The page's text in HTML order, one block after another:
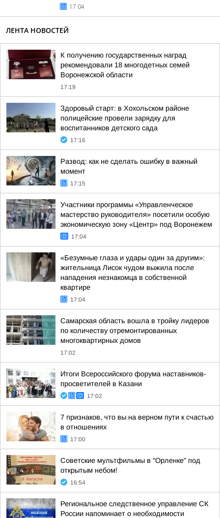
17:04
ЛЕНТА НОВОСТЕЙ
К получению государственных наград
рекомендовали 18 многодетных семей
Воронежской области
17:19
Здоровый старт: в Хохольском районе
полицейские провели зарядку для
воспитанников детского сада
17:16
Развод: как не сделать ошибку в важный
момент
17:15
Участники программы «Управленческое
мастерство руководителя» посетили особую
экономическую зону «Центр» под Воронежем
17:04
«Безумные глаза и удары один за другим»:
жительница Лисок чудом выжила после
нападения незнакомца в собственной
квартире
17:04
Самарская область вошла в тройку лидеров
по количеству отремонтированных
многоквартирных домов
17:02
Итоги Всероссийского форума наставников-
просветителей в Казани
17:02
7 признаков, что вы на верном пути к счастью
в отношениях
17:00
Советские мультфильмы в "Орленке" под
открытым небом!
16:54
Региональное следственное управление СК
России напоминает о необходимости